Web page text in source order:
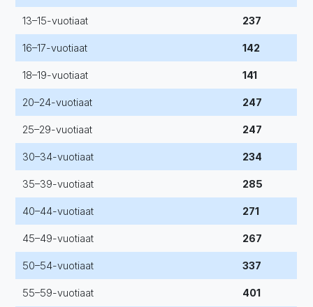
13–15-vuotiaat 237
16–17-vuotiaat 142
18–19-vuotiaat 141
20–24-vuotiaat 247
25–29-vuotiaat 247
30–34-vuotiaat 234
35–39-vuotiaat 285
40–44-vuotiaat 271
45–49-vuotiaat 267
50–54-vuotiaat 337
55–59-vuotiaat 401